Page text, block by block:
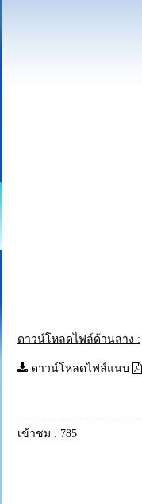
ดาวน์โหลดไฟล์ด้านล่าง :
ดาวน์โหลดไฟล์แนบ
เข้าชม : 785